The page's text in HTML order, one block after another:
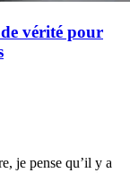
vérité pour
je pense qu’il y a